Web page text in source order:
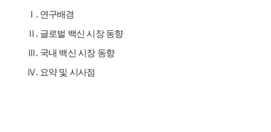
Ⅰ. 연구배경
Ⅱ. 글로벌 백신 시장 동향
Ⅲ. 국내 백신 시장 동향
Ⅳ. 요약 및 시사점